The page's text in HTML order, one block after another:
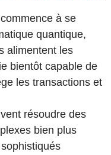
à se
quantique,
alimentent les
bientôt capable de
les transactions et
résoudre des
bien plus